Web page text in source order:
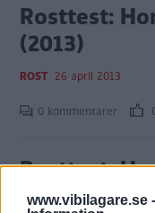
www.vibilagare.se -
Rosttest:
(2013)
ROST 26 april 2013
0 kommentarer
Rosttest:
(2012)